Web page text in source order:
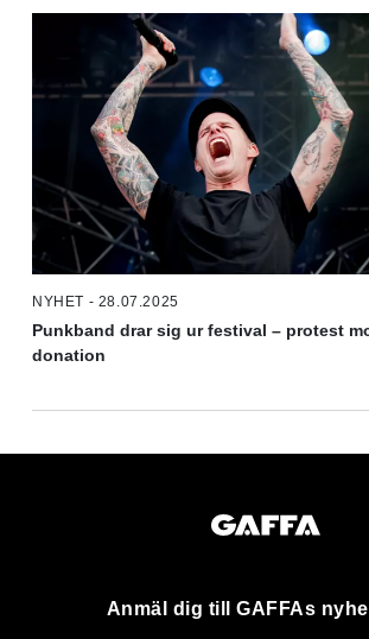
NYHET - 28.07.2025
Punkband drar sig ur festival – protest
donation
Anmäl dig till GAFFAs